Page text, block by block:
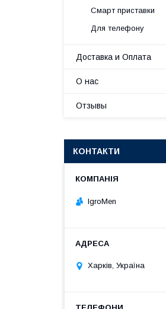
Смарт приставки
Для телефону
Доставка и Оплата
О нас
Отзывы
КОНТАКТИ
IgroMen
Харків, Україна